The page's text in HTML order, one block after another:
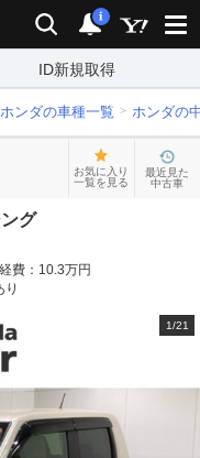
検索 通知
i
ID新規取得
ホンダの車種一覧 ホンダの
お気に入り
一覧を見る
最近見た
中古車
グ
費： 10.3万円
り
1/21